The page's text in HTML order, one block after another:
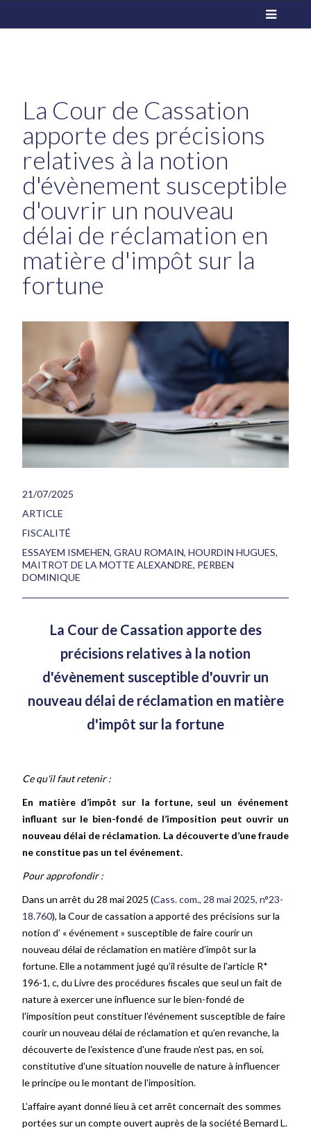
La Cour de Cassation
apporte des précisions
relatives à la notion
d'évènement susceptible
d'ouvrir un nouveau
délai de réclamation en
matière d'impôt sur la
fortune
21/07/2025
ARTICLE
FISCALITÉ
ESSAYEM ISMEHEN,GRAU ROMAIN,HOURDIN HUGUES,
MAITROT DE LA MOTTE ALEXANDRE, PERBEN
DOMINIQUE
La Cour de Cassation apporte des
précisions relatives à la notion
d'évènement susceptible d'ouvrir un
nouveau délai de réclamation en matière
d'impôt sur la fortune
Ce qu'il faut retenir :
En matière d’impôt sur la fortune, seul un événement
influant sur le bien-fondé de l’imposition peut ouvrir un
nouveau délai de réclamation. La découverte d’une fraude
ne constitue pas un tel événement.
Pour approfondir :
Dans un arrêt du 28 mai 2025 (Cass. com., 28 mai 2025, n°23-
18.760), la Cour de cassation a apporté des précisions sur la
notion d’ « événement » susceptible de faire courir un
nouveau délai de réclamation en matière d’impôt sur la
fortune. Elle a notamment jugé qu’il résulte de l'article R*
196-1, c, du Livre des procédures fiscales que seul un fait de
nature à exercer une influence sur le bien-fondé de
l'imposition peut constituer l'événement susceptible de faire
courir un nouveau délai de réclamation et qu’en revanche, la
découverte de l'existence d'une fraude n'est pas, en soi,
constitutive d'une situation nouvelle de nature à influencer
le principe ou le montant de l'imposition.
L’affaire ayant donné lieu à cet arrêt concernait des sommes
portées sur un compte ouvert auprès de la société Bernard L.